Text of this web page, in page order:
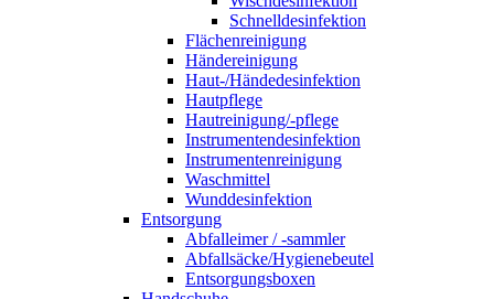
Schnelldesinfektion
Flächenreinigung
Händereinigung
Haut-/Händedesinfektion
Hautpflege
Hautreinigung/-pflege
Instrumentendesinfektion
Instrumentenreinigung
Waschmittel
Wunddesinfektion
Entsorgung
Abfalleimer / -sammler
Abfallsäcke/Hygienebeutel
Entsorgungsboxen